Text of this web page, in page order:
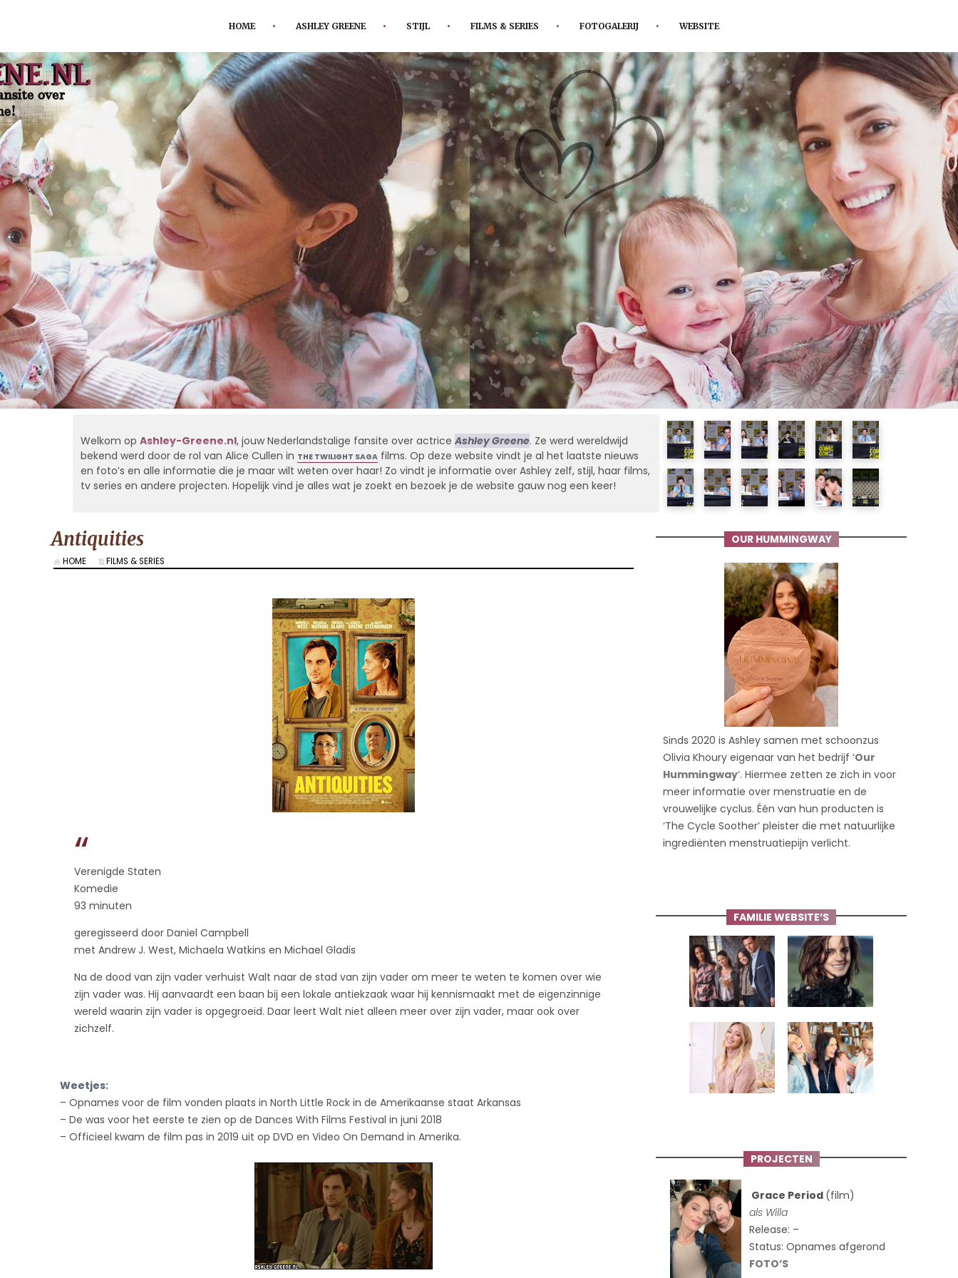
HOME ASHLEY GREENE STIJL FILMS & SERIES FOTOGALERIJ WEBSITE
Welkom op Ashley-Greene.nl, jouw Nederlandstalige fansite over actriceAshley Greene. Ze werd wereldwijd
bekend werd door de rol van Alice Cullen in THE TWILIGHT SAGAfilms. Op deze website vindt je al het laatste nieuws
en foto’s en alle informatie die je maar wilt weten over haar! Zo vindt je informatie over Ashley zelf, stijl, haar films,
tv series en andere projecten. Hopelijk vind je alles wat je zoekt en bezoek je de website gauw nog een keer!
OUR HUMMINGWAY
Sinds 2020 is Ashley samen met schoonzus
Olivia Khoury eigenaar van het bedrijf ‘Our
Hummingway‘. Hiermee zetten ze zich in voor
meer informatie over menstruatie en de
vrouwelijke cyclus. Één van hun producten is
‘The Cycle Soother’ pleister die met natuurlijke
ingrediënten menstruatiepijn verlicht.
FAMILIE WEBSITE’S
PROJECTEN
Grace Period (film)
als Willa
Release: –
Status: Opnames afgerond
FOTO’S
Antiquities
HOME FILMS & SERIES
Verenigde Staten
Komedie
93 minuten
geregisseerd door Daniel Campbell
met Andrew J. West, Michaela Watkins en Michael Gladis
Na de dood van zijn vader verhuist Walt naar de stad van zijn vader om meer te weten te komen over wie
zijn vader was. Hij aanvaardt een baan bij een lokale antiekzaak waar hij kennismaakt met de eigenzinnige
wereld waarin zijn vader is opgegroeid. Daar leert Walt niet alleen meer over zijn vader, maar ook over
zichzelf.
Weetjes:
– Opnames voor de film vonden plaats in North Little Rock in de Amerikaanse staat Arkansas
– De was voor het eerste te zien op de Dances With Films Festival in juni 2018
– Officieel kwam de film pas in 2019 uit op DVD en Video On Demand in Amerika.